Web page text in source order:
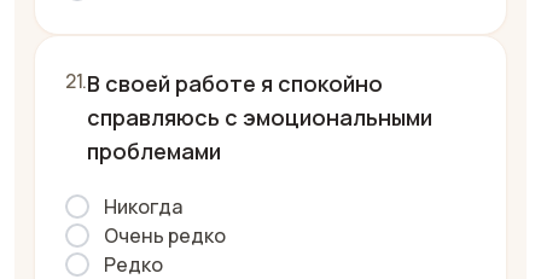
В своей работе я спокойно
справляюсь с эмоциональными
проблемами
Никогда
Очень редко
Редко